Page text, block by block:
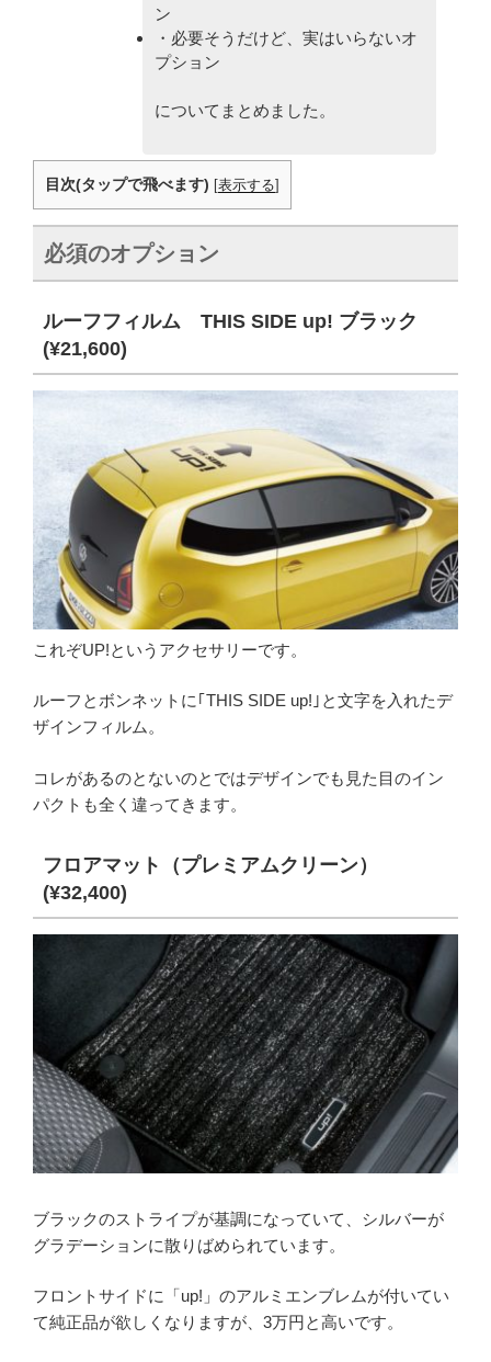
ン
・必要そうだけど、実はいらないオ
プション
についてまとめました。
目次(タップで飛べます) [表示する]
必須のオプション
ルーフフィルム THIS SIDE up! ブラック
(¥21,600)
これぞUP!というアクセサリーです。
ルーフとボンネットに｢THIS SIDE up!｣と文字を入れたデ
ザインフィルム。
コレがあるのとないのとではデザインでも見た目のイン
パクトも全く違ってきます。
フロアマット（プレミアムクリーン）
(¥32,400)
ブラックのストライプが基調になっていて、シルバーが
グラデーションに散りばめられています。
フロントサイドに「up!」のアルミエンブレムが付いてい
て純正品が欲しくなりますが、3万円と高いです。